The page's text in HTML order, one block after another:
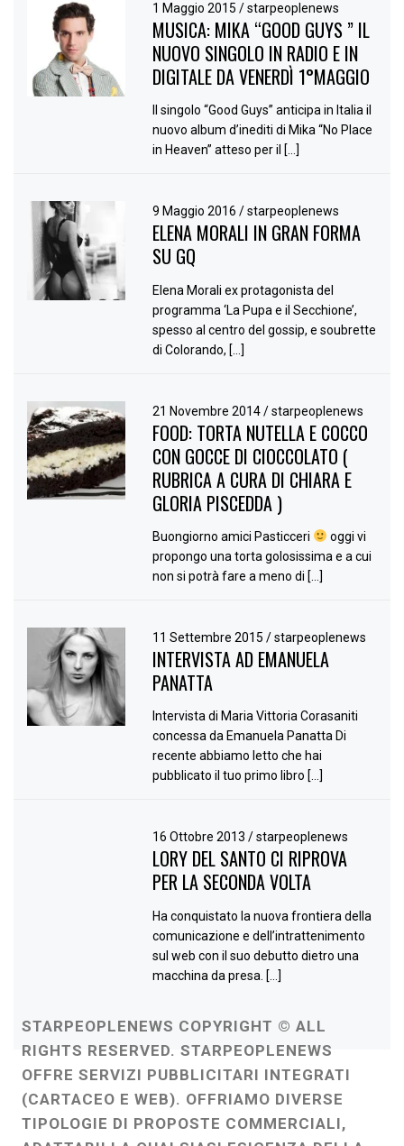
1 Maggio 2015/ starpeoplenews
MUSICA: MIKA “GOOD GUYS ” IL
NUOVO SINGOLO IN RADIO E IN
DIGITALE DA VENERDÌ 1°MAGGIO
Il singolo “Good Guys” anticipa in Italia il
nuovo album d’inediti di Mika “No Place
in Heaven” atteso per il […]
9 Maggio 2016/ starpeoplenews
ELENA MORALI IN GRAN FORMA
SU GQ
Elena Morali ex protagonista del
programma ‘La Pupa e il Secchione’,
spesso al centro del gossip, e soubrette
di Colorando, […]
21 Novembre 2014/ starpeoplenews
FOOD: TORTA NUTELLA E COCCO
CON GOCCE DI CIOCCOLATO (
RUBRICA A CURA DI CHIARA E
GLORIA PISCEDDA )
Buongiorno amici Pasticceri
oggi vi
propongo una torta golosissima e a cui
non si potrà fare a meno di […]
11 Settembre 2015/ starpeoplenews
INTERVISTA AD EMANUELA
PANATTA
Intervista di Maria Vittoria Corasaniti
concessa da Emanuela Panatta Di
recente abbiamo letto che hai
pubblicato il tuo primo libro […]
16 Ottobre 2013/ starpeoplenews
LORY DEL SANTO CI RIPROVA
PER LA SECONDA VOLTA
Ha conquistato la nuova frontiera della
comunicazione e dell’intrattenimento
sul web con il suo debutto dietro una
macchina da presa. […]
STARPEOPLENEWS COPYRIGHT © ALL
RIGHTS RESERVED. STARPEOPLENEWS
OFFRE SERVIZI PUBBLICITARI INTEGRATI
(CARTACEO E WEB). OFFRIAMO DIVERSE
TIPOLOGIE DI PROPOSTE COMMERCIALI,